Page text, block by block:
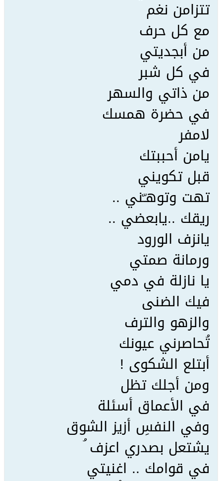
تتزامن نغم
مع كل حرف
من أبجديتي
في كل شبر
من ذاتي والسهر
في حضرة همسك
لامفر
يامن أحببتك
قبل تكويني
تهت وتوهـّني ..
ريقك ..يابعضي ..
يانزف الورود
ورمانة صمتي
يا نازلة في دمي
فيك الضنى
والزهو والترف
تُحاصرني عيونك
أبتلع الشكوى !
ومن أجلك تظل
في الأعماق أسئلة
وفي النفسِ أزيز الشوق
يشتعل بصدري اعزف ُ
في قوامك .. اغنيتي